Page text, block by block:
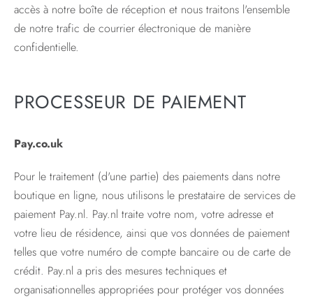
accès à notre boîte de réception et nous traitons l'ensemble
de notre trafic de courrier électronique de manière
confidentielle.
PROCESSEUR DE PAIEMENT
Pay.co.uk
Pour le traitement (d'une partie) des paiements dans notre
boutique en ligne, nous utilisons le prestataire de services de
paiement Pay.nl. Pay.nl traite votre nom, votre adresse et
votre lieu de résidence, ainsi que vos données de paiement
telles que votre numéro de compte bancaire ou de carte de
crédit. Pay.nl a pris des mesures techniques et
organisationnelles appropriées pour protéger vos données